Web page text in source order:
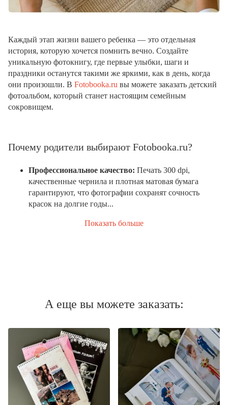
Каждый этап жизни вашего ребенка — это отдельная
история, которую хочется помнить вечно. Создайте
уникальную фотокнигу, где первые улыбки, шаги и
праздники останутся такими же яркими, как в день, когда
они произошли. В Fotobooka.ru вы можете заказать детский
фотоальбом, который станет настоящим семейным
сокровищем.
Почему родители выбирают Fotobooka.ru?
Профессиональное качество: Печать 300 dpi,
качественные чернила и плотная матовая бумага
гарантируют, что фотографии сохранят сочность
красок на долгие годы...
Показать больше
А еще вы можете заказать: